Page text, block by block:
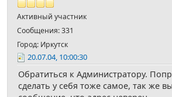
Активный участник
Сообщения: 331
Город: Иркутск
20.07.04, 10:00:30
Обратиться к Администратору.
сделать у себя тоже самое, так же